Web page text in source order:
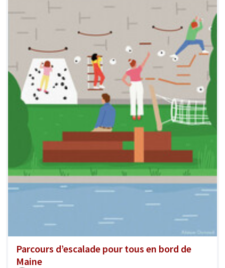
Parcours d’escalade pour tous en bord de
Maine